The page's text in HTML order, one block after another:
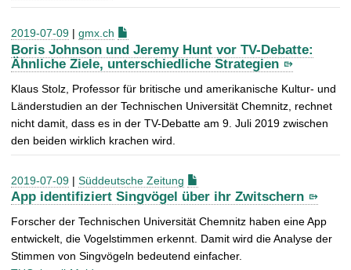
2019-07-09 | gmx.ch
Boris Johnson und Jeremy Hunt vor TV-Debatte:
Ähnliche Ziele, unterschiedliche Strategien
Klaus Stolz, Professor für britische und amerikanische Kultur- und
Länderstudien an der Technischen Universität Chemnitz, rechnet
nicht damit, dass es in der TV-Debatte am 9. Juli 2019 zwischen
den beiden wirklich krachen wird.
2019-07-09 | Süddeutsche Zeitung
App identifiziert Singvögel über ihr Zwitschern
Forscher der Technischen Universität Chemnitz haben eine App
entwickelt, die Vogelstimmen erkennt. Damit wird die Analyse der
Stimmen von Singvögeln bedeutend einfacher.